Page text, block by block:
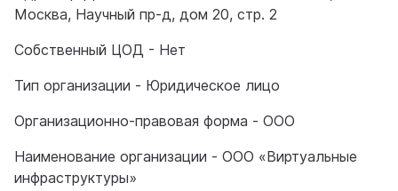
Москва, Научный пр-д, дом 20, стр. 2
Собственный ЦОД - Нет
Тип организации - Юридическое лицо
Организационно-правовая форма - ООО
Наименование организации - ООО «Виртуальные
инфраструктуры»